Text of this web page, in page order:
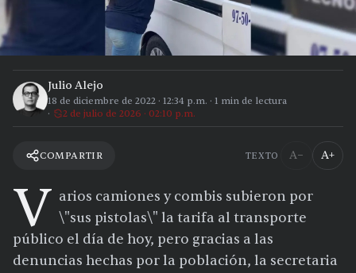
Julio Alejo
18 de diciembre de 2022 · 12:34 p.m. · 1 min de lectura
2 de julio de 2026 · 02:10 p.m.
COMPARTIR TEXTO A− A+
V arios camiones y combis subieron por
\"sus pistolas\" la tarifa al transporte
público el día de hoy, pero gracias a las
denuncias hechas por la población, la secretaria